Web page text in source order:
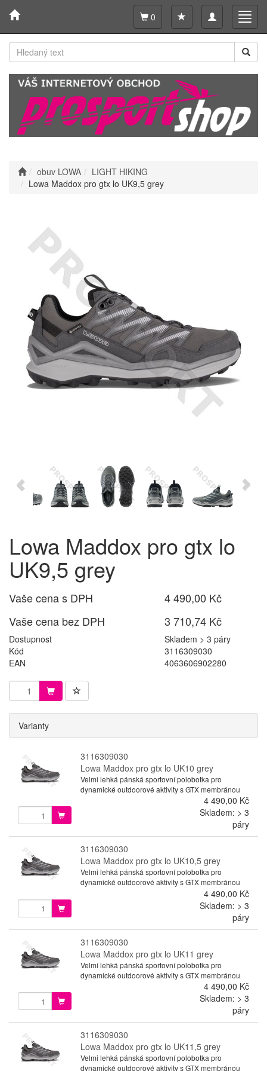
Toggle
navigation
0
obuv LOWA
LIGHT HIKING
Lowa Maddox pro gtx lo UK9,5 grey
Lowa Maddox pro gtx lo
UK9,5 grey
Vaše cena s DPH
4 490,00 Kč
Vaše cena bez DPH
3 710,74 Kč
Dostupnost
Skladem > 3 páry
Kód
3116309030
EAN
4063606902280
Varianty
3116309030
Lowa Maddox pro gtx lo UK10 grey
Velmi lehká pánská sportovní polobotka pro
dynamické outdoorové aktivity s GTX membránou
4 490,00 Kč
Skladem: > 3
páry
3116309030
Lowa Maddox pro gtx lo UK10,5 grey
Velmi lehká pánská sportovní polobotka pro
dynamické outdoorové aktivity s GTX membránou
4 490,00 Kč
Skladem: > 3
páry
3116309030
Lowa Maddox pro gtx lo UK11 grey
Velmi lehká pánská sportovní polobotka pro
dynamické outdoorové aktivity s GTX membránou
4 490,00 Kč
Skladem: > 3
páry
3116309030
Lowa Maddox pro gtx lo UK11,5 grey
Velmi lehká pánská sportovní polobotka pro
dynamické outdoorové aktivity s GTX membránou